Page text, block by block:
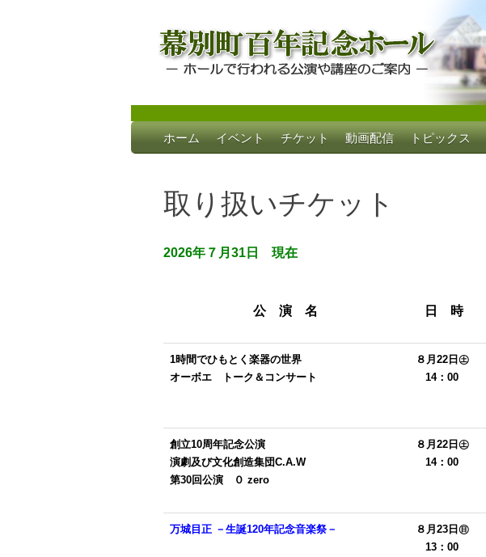
幕別町百年記念ホール
ホールで行われる公演や講座のご案内
Skip
to
ホーム イベント チケット 動画配信 トピックス
取り扱いチケット
2026年７ 月31 日 現在
公 演 名 日 時
1時間でひもとく楽器の世界
オーボエ トーク＆コンサート
８月22日㊏
14：00
創立10周年記念公演
演劇及び文化創造集団C.A.W
第30回公演 ０ zero
８月22日㊏
14：00
万城目正 －生誕120年記念音楽祭－
８月23日㊐
13：00